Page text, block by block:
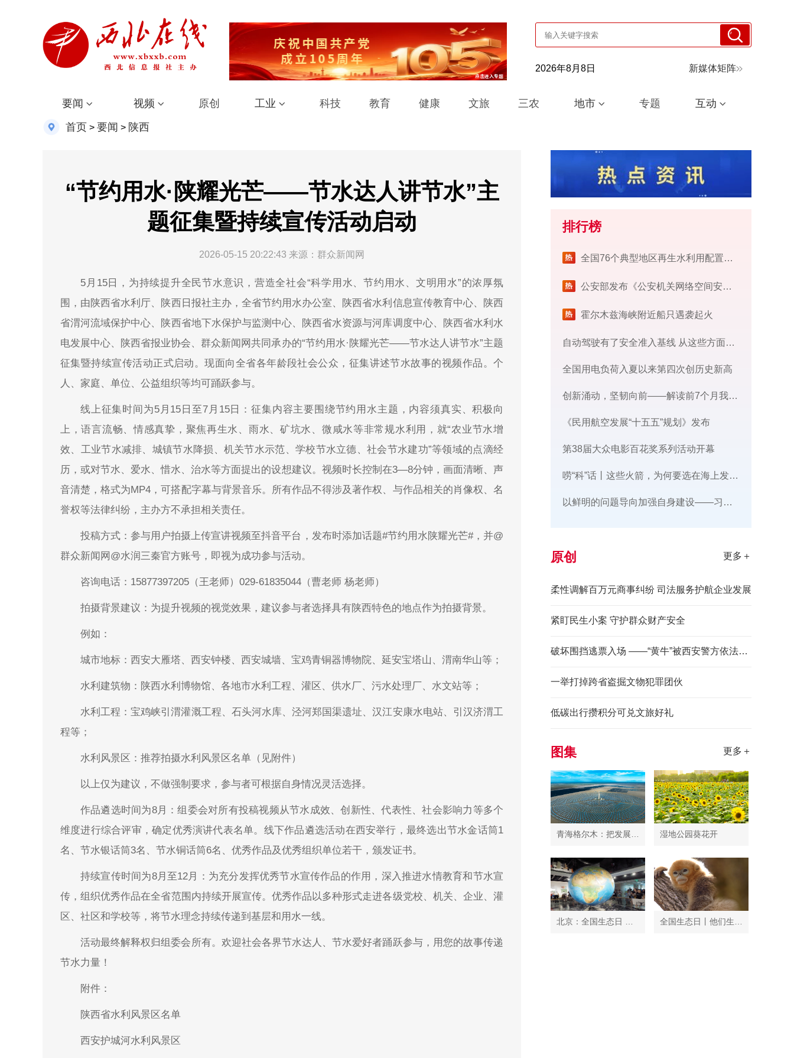
2026年8月8日 新媒体矩阵
要闻 视频 原创 工业 科技 教育 健康 文旅 三农 地市 专题 互动
首页 > 要闻 > 陕西
“节约用水·陕耀光芒——节水达人讲节水”主
题征集暨持续宣传活动启动
2026-05-15 20:22:43 来源：群众新闻网
5月15日，为持续提升全民节水意识，营造全社会“科学用水、节约用水、文明用水”的浓厚氛
围，由陕西省水利厅、陕西日报社主办，全省节约用水办公室、陕西省水利信息宣传教育中心、陕西
省渭河流域保护中心、陕西省地下水保护与监测中心、陕西省水资源与河库调度中心、陕西省水利水
电发展中心、陕西省报业协会、群众新闻网共同承办的“节约用水·陕耀光芒——节水达人讲节水”主题
征集暨持续宣传活动正式启动。现面向全省各年龄段社会公众，征集讲述节水故事的视频作品。个
人、家庭、单位、公益组织等均可踊跃参与。
线上征集时间为5月15日至7月15日：征集内容主要围绕节约用水主题，内容须真实、积极向
上，语言流畅、情感真挚，聚焦再生水、雨水、矿坑水、微咸水等非常规水利用，就“农业节水增
效、工业节水减排、城镇节水降损、机关节水示范、学校节水立德、社会节水建功”等领域的点滴经
历，或对节水、爱水、惜水、治水等方面提出的设想建议。视频时长控制在3—8分钟，画面清晰、声
音清楚，格式为MP4，可搭配字幕与背景音乐。所有作品不得涉及著作权、与作品相关的肖像权、名
誉权等法律纠纷，主办方不承担相关责任。
投稿方式：参与用户拍摄上传宣讲视频至抖音平台，发布时添加话题#节约用水陕耀光芒#，并@
群众新闻网@水润三秦官方账号，即视为成功参与活动。
咨询电话：15877397205（王老师）029-61835044（曹老师 杨老师）
拍摄背景建议：为提升视频的视觉效果，建议参与者选择具有陕西特色的地点作为拍摄背景。
例如：
城市地标：西安大雁塔、西安钟楼、西安城墙、宝鸡青铜器博物院、延安宝塔山、渭南华山等；
水利建筑物：陕西水利博物馆、各地市水利工程、灌区、供水厂、污水处理厂、水文站等；
水利工程：宝鸡峡引渭灌溉工程、石头河水库、泾河郑国渠遗址、汉江安康水电站、引汉济渭工
程等；
水利风景区：推荐拍摄水利风景区名单（见附件）
以上仅为建议，不做强制要求，参与者可根据自身情况灵活选择。
作品遴选时间为8月：组委会对所有投稿视频从节水成效、创新性、代表性、社会影响力等多个
维度进行综合评审，确定优秀演讲代表名单。线下作品遴选活动在西安举行，最终选出节水金话筒1
名、节水银话筒3名、节水铜话筒6名、优秀作品及优秀组织单位若干，颁发证书。
持续宣传时间为8月至12月：为充分发挥优秀节水宣传作品的作用，深入推进水情教育和节水宣
传，组织优秀作品在全省范围内持续开展宣传。优秀作品以多种形式走进各级党校、机关、企业、灌
区、社区和学校等，将节水理念持续传递到基层和用水一线。
活动最终解释权归组委会所有。欢迎社会各界节水达人、节水爱好者踊跃参与，用您的故事传递
节水力量！
附件：
陕西省水利风景区名单
西安护城河水利风景区
排行榜
​全国76个典型地区再生水利用配置试点工作完成
公安部发布《公安机关网络空间安全监督检查办法》
霍尔木兹海峡附近船只遇袭起火
自动驾驶有了安全准入基线 从这些方面读懂新国标
全国用电负荷入夏以来第四次创历史新高
创新涌动，坚韧向前——解读前7个月我国外贸成绩单
《民用航空发展“十五五”规划》发布
第38届大众电影百花奖系列活动开幕
唠“科”话丨这些火箭，为何要选在海上发射​？
​以鲜明的问题导向加强自身建设——习近平党建思想理论品格系列述评之三
原创 更多＋
柔性调解百万元商事纠纷 司法服务护航企业发展
紧盯民生小案 守护群众财产安全
破坏围挡逃票入场 ——“黄牛”被西安警方依法拘留
一举打掉跨省盗掘文物犯罪团伙
低碳出行攒积分可兑文旅好礼
图集 更多＋
湿地公园葵花开